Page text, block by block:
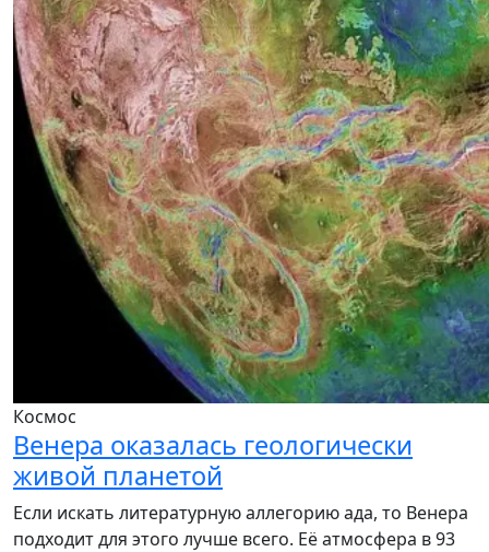
Космос
Венера оказалась геологически
живой планетой
Если искать литературную аллегорию ада, то Венера
подходит для этого лучше всего. Её атмосфера в 93